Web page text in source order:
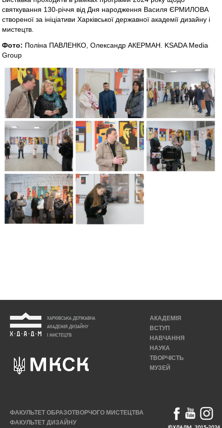
святкування 130-річчя від Дня народження Василя ЄРМИЛОВА
створеної за ініціативи Харківської державної академії дизайну і
мистецтв.
Фото: Поліна ПАВЛЕНКО, Олександр АКЕРМАН. KSADA Media
Group
АКАДЕМІЯ
ВСТУП
НАВЧАННЯ
НАУКА
ТВОРЧІСТЬ
МУЗЕЙ
ФАКУЛЬТЕТ ОБРАЗОТВОРЧОГО МИСТЕЦТВА
ФАКУЛЬТЕТ ДИЗАЙНУ